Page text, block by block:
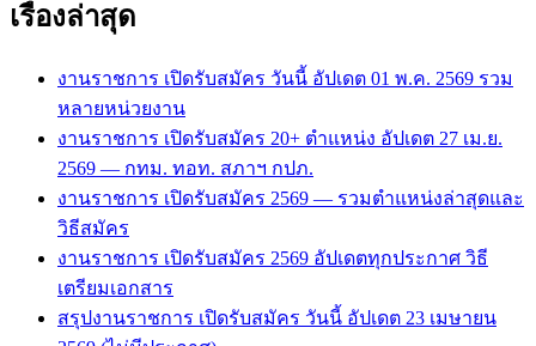
เรื่องล่าสุด
งานราชการ เปิดรับสมัคร วันนี้ อัปเดต 01 พ.ค. 2569 รวม
หลายหน่วยงาน
งานราชการ เปิดรับสมัคร 20+ ตำแหน่ง อัปเดต 27 เม.ย.
2569 — กทม. ทอท. สภาฯ กปภ.
งานราชการ เปิดรับสมัคร 2569 — รวมตำแหน่งล่าสุดและ
วิธีสมัคร
งานราชการ เปิดรับสมัคร 2569 อัปเดตทุกประกาศ วิธี
เตรียมเอกสาร
สรุปงานราชการ เปิดรับสมัคร วันนี้ อัปเดต 23 เมษายน